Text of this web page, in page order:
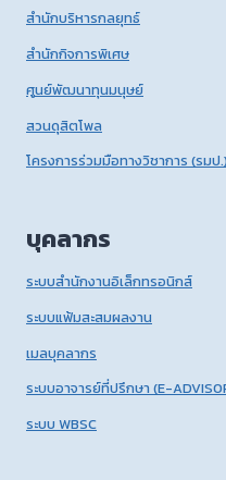
สำนักบริหารกลยุทธ์
สำนักกิจการพิเศษ
ศูนย์พัฒนาทุนมนุษย์
สวนดุสิตโพล
โครงการร่วมมือทางวิชาการ (รมป.)
บุคลากร
ระบบสำนักงานอิเล็กทรอนิกส์
ระบบแฟ้มสะสมผลงาน
เมลบุคลากร
ระบบอาจารย์ที่ปรึกษา (E-
ระบบ WBSC